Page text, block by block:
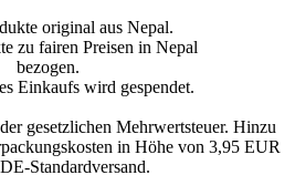
gesetzlichen Mehrwertsteuer. Hinzu
in Höhe von 3,95 EUR
Standardversand.